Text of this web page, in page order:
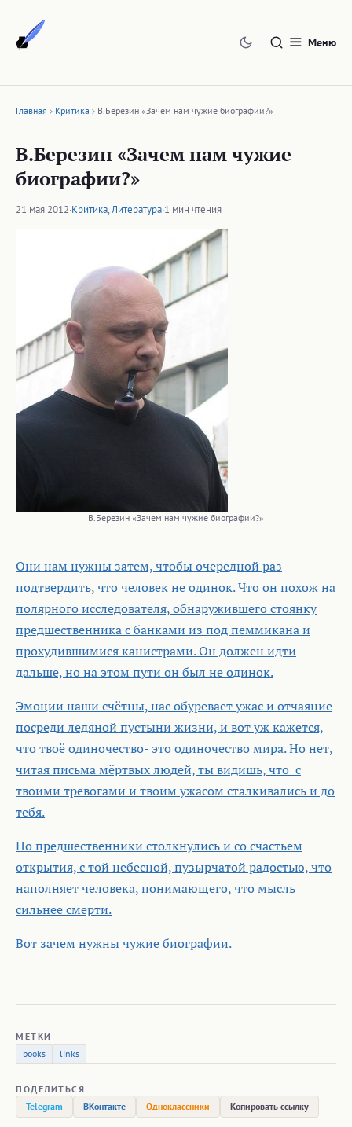
содержимому
Меню
Главная Критика В.Березин «Зачем нам чужие биографии?»
В.Березин «Зачем нам чужие
биографии?»
21 мая 2012·Критика,Литература·1 мин чтения
В.Березин «Зачем нам чужие биографии?»
Они нам нужны затем, чтобы очередной раз
подтвердить, что человек не одинок. Что он похож на
полярного исследователя, обнаружившего стоянку
предшественника с банками из под пеммикана и
прохудившимися канистрами. Он должен идти
дальше, но на этом пути он был не одинок.
Эмоции наши счётны, нас обуревает ужас и отчаяние
посреди ледяной пустыни жизни, и вот уж кажется,
что твоё одиночество- это одиночество мира. Но нет,
читая письма мёртвых людей, ты видишь, что с
твоими тревогами и твоим ужасом сталкивались и до
тебя.
Но предшественники столкнулись и со счастьем
открытия, с той небесной, пузырчатой радостью, что
наполняет человека, понимающего, что мысль
сильнее смерти.
Вот зачем нужны чужие биографии.
МЕТКИ
books
links
ПОДЕЛИТЬСЯ
Telegram
ВКонтакте Одноклассники Копировать ссылку